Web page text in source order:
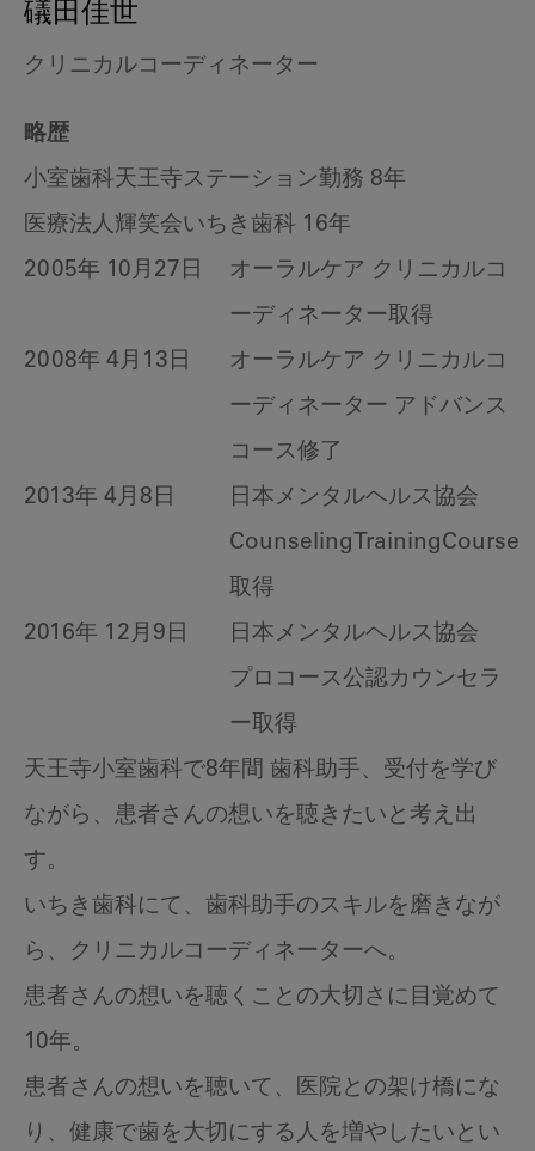
礒田佳世
クリニカルコーディネーター
略歴
小室歯科天王寺ステーション勤務 8年
医療法人輝笑会いちき歯科 16年
2005年 10月27日
オーラルケア クリニカルコ
ーディネーター取得
2008年 4月13日
オーラルケア クリニカルコ
ーディネーター アドバンス
コース修了
2013年 4月8日
日本メンタルヘルス協会
CounselingTrainingCourse
取得
2016年 12月9日
日本メンタルヘルス協会
プロコース公認カウンセラ
ー取得
天王寺小室歯科で8年間 歯科助手、受付を学び
ながら、患者さんの想いを聴きたいと考え出
す。
いちき歯科にて、歯科助手のスキルを磨きなが
ら、クリニカルコーディネーターへ。
患者さんの想いを聴くことの大切さに目覚めて
10年。
患者さんの想いを聴いて、医院との架け橋にな
り、健康で歯を大切にする人を増やしたいとい